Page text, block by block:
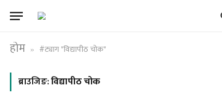
होम » #ट्याग "विद्यापीठ चोक"
ब्राउजिङ:विद्यापीठ चोक